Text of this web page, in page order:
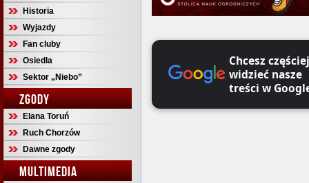
Historia
Wyjazdy
Fan cluby
Osiedla
Sektor „Niebo”
ZGODY
Elana Toruń
Ruch Chorzów
Dawne zgody
MULTIMEDIA
Chcesz częściej
widzieć nasze
treści w